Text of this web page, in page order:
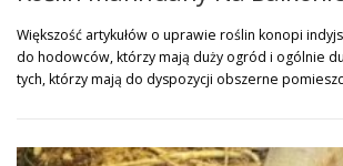
Większość artykułów o uprawie roślin konopi
do hodowców, którzy mają duży ogród i ogólnie
tych, którzy mają do dyspozycji obszerne